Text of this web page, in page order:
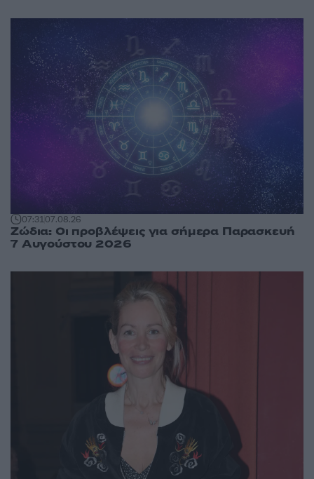
07:3107.08.26
Ζώδια: Οι προβλέψεις για σήμερα Παρασκευή
7 Αυγούστου 2026